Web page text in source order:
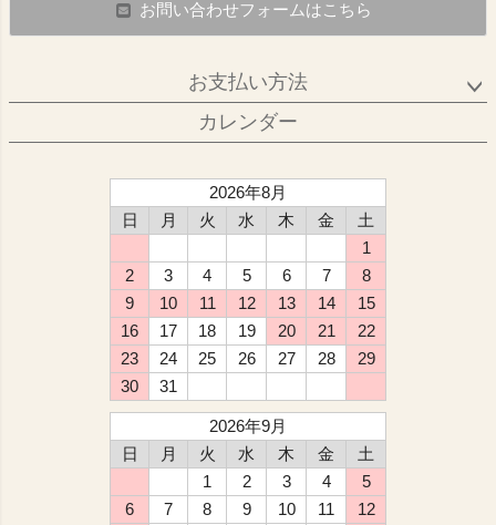
お問い合わせフォームはこちら
お支払い方法
カレンダー
2026年8月
日
月 火 水 木 金
土
1
2
3 4 5 6 7
8
9
10 11 12 13 14
15
16
17 18 19 20 21
22
23
24 25 26 27 28
29
30
31
2026年9月
日
月 火 水 木 金
土
1
2 3 4
5
6
7 8 9 10 11
12